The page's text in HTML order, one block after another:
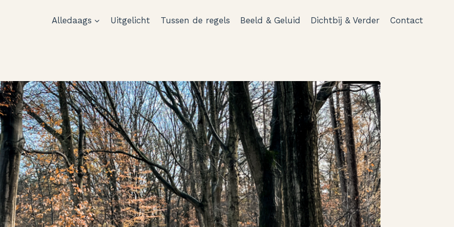
Alledaags Uitgelicht Tussen de regels Beeld & Geluid Dichtbij & Verder Contact